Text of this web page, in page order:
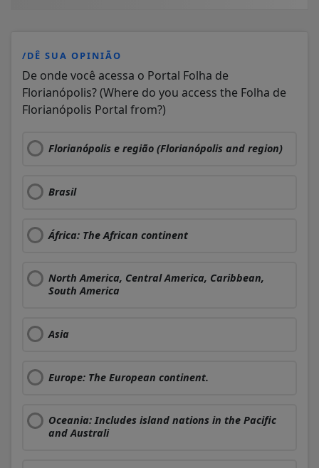
/DÊ SUA OPINIÃO
De onde você acessa o Portal Folha de
Florianópolis? (Where do you access the Folha de
Florianópolis Portal from?)
Florianópolis e região (Florianópolis and region)
Brasil
África: The African continent
North America, Central America, Caribbean,
South America
Asia
Europe: The European continent.
Oceania: Includes island nations in the Pacific
and Australi